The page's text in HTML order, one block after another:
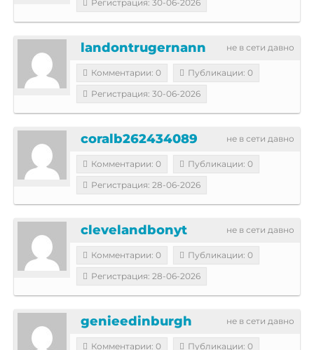
Регистрация: 30-06-2026
не в сети давно
landontrugernann
Комментарии: 0
Публикации: 0
Регистрация: 30-06-2026
не в сети давно
coralb262434089
Комментарии: 0
Публикации: 0
Регистрация: 28-06-2026
не в сети давно
clevelandbonyt
Комментарии: 0
Публикации: 0
Регистрация: 28-06-2026
не в сети давно
genieedinburgh
Комментарии: 0
Публикации: 0